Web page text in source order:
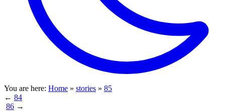
You are here: Home » stories » 85
← 84
86 →